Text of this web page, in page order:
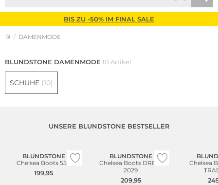
BIS ZU -50% IM FINAL SALE
DAMENMODE
BLUNDSTONE DAMENMODE 10 Artikel
SCHUHE (10)
UNSERE BLUNDSTONE BESTSELLER
BLUNDSTONE
Chelsea Boots 558
199,95
BLUNDSTONE
Chelsea Boots DRESS
2029
209,95
Chelsea